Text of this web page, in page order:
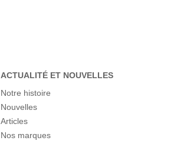
ACTUALITÉ ET NOUVELLES
Notre histoire
Nouvelles
Articles
Nos marques